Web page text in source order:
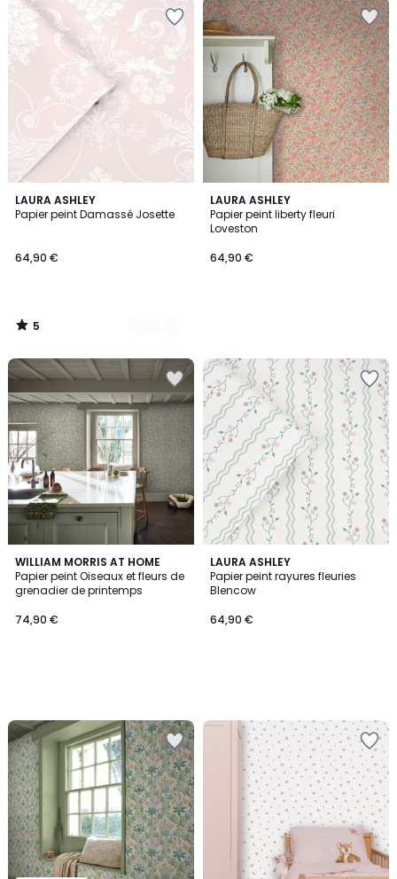
LAURA ASHLEY
Papier peint Damassé Josette
64,90 €
5
/
11
Couleurs
5
/
LAURA ASHLEY
Papier peint liberty fleuri
Loveston
64,90 €
WILLIAM MORRIS AT HOME
Papier peint Oiseaux et fleurs de
grenadier de printemps
74,90 €
LAURA ASHLEY
Papier peint rayures fleuries
Blencow
64,90 €